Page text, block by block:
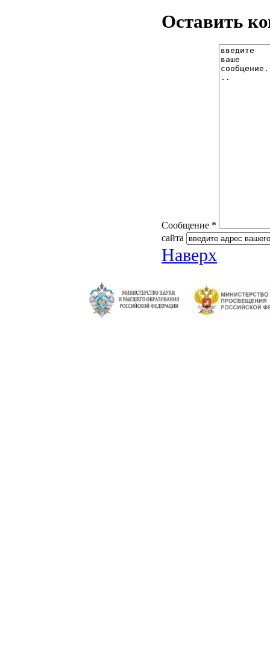
Оставить
Сообщение *
сайта
Наверх